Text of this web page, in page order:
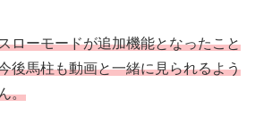
ローモードが追加機能となったこと
後馬柱も動画と一緒に見られるよう
。